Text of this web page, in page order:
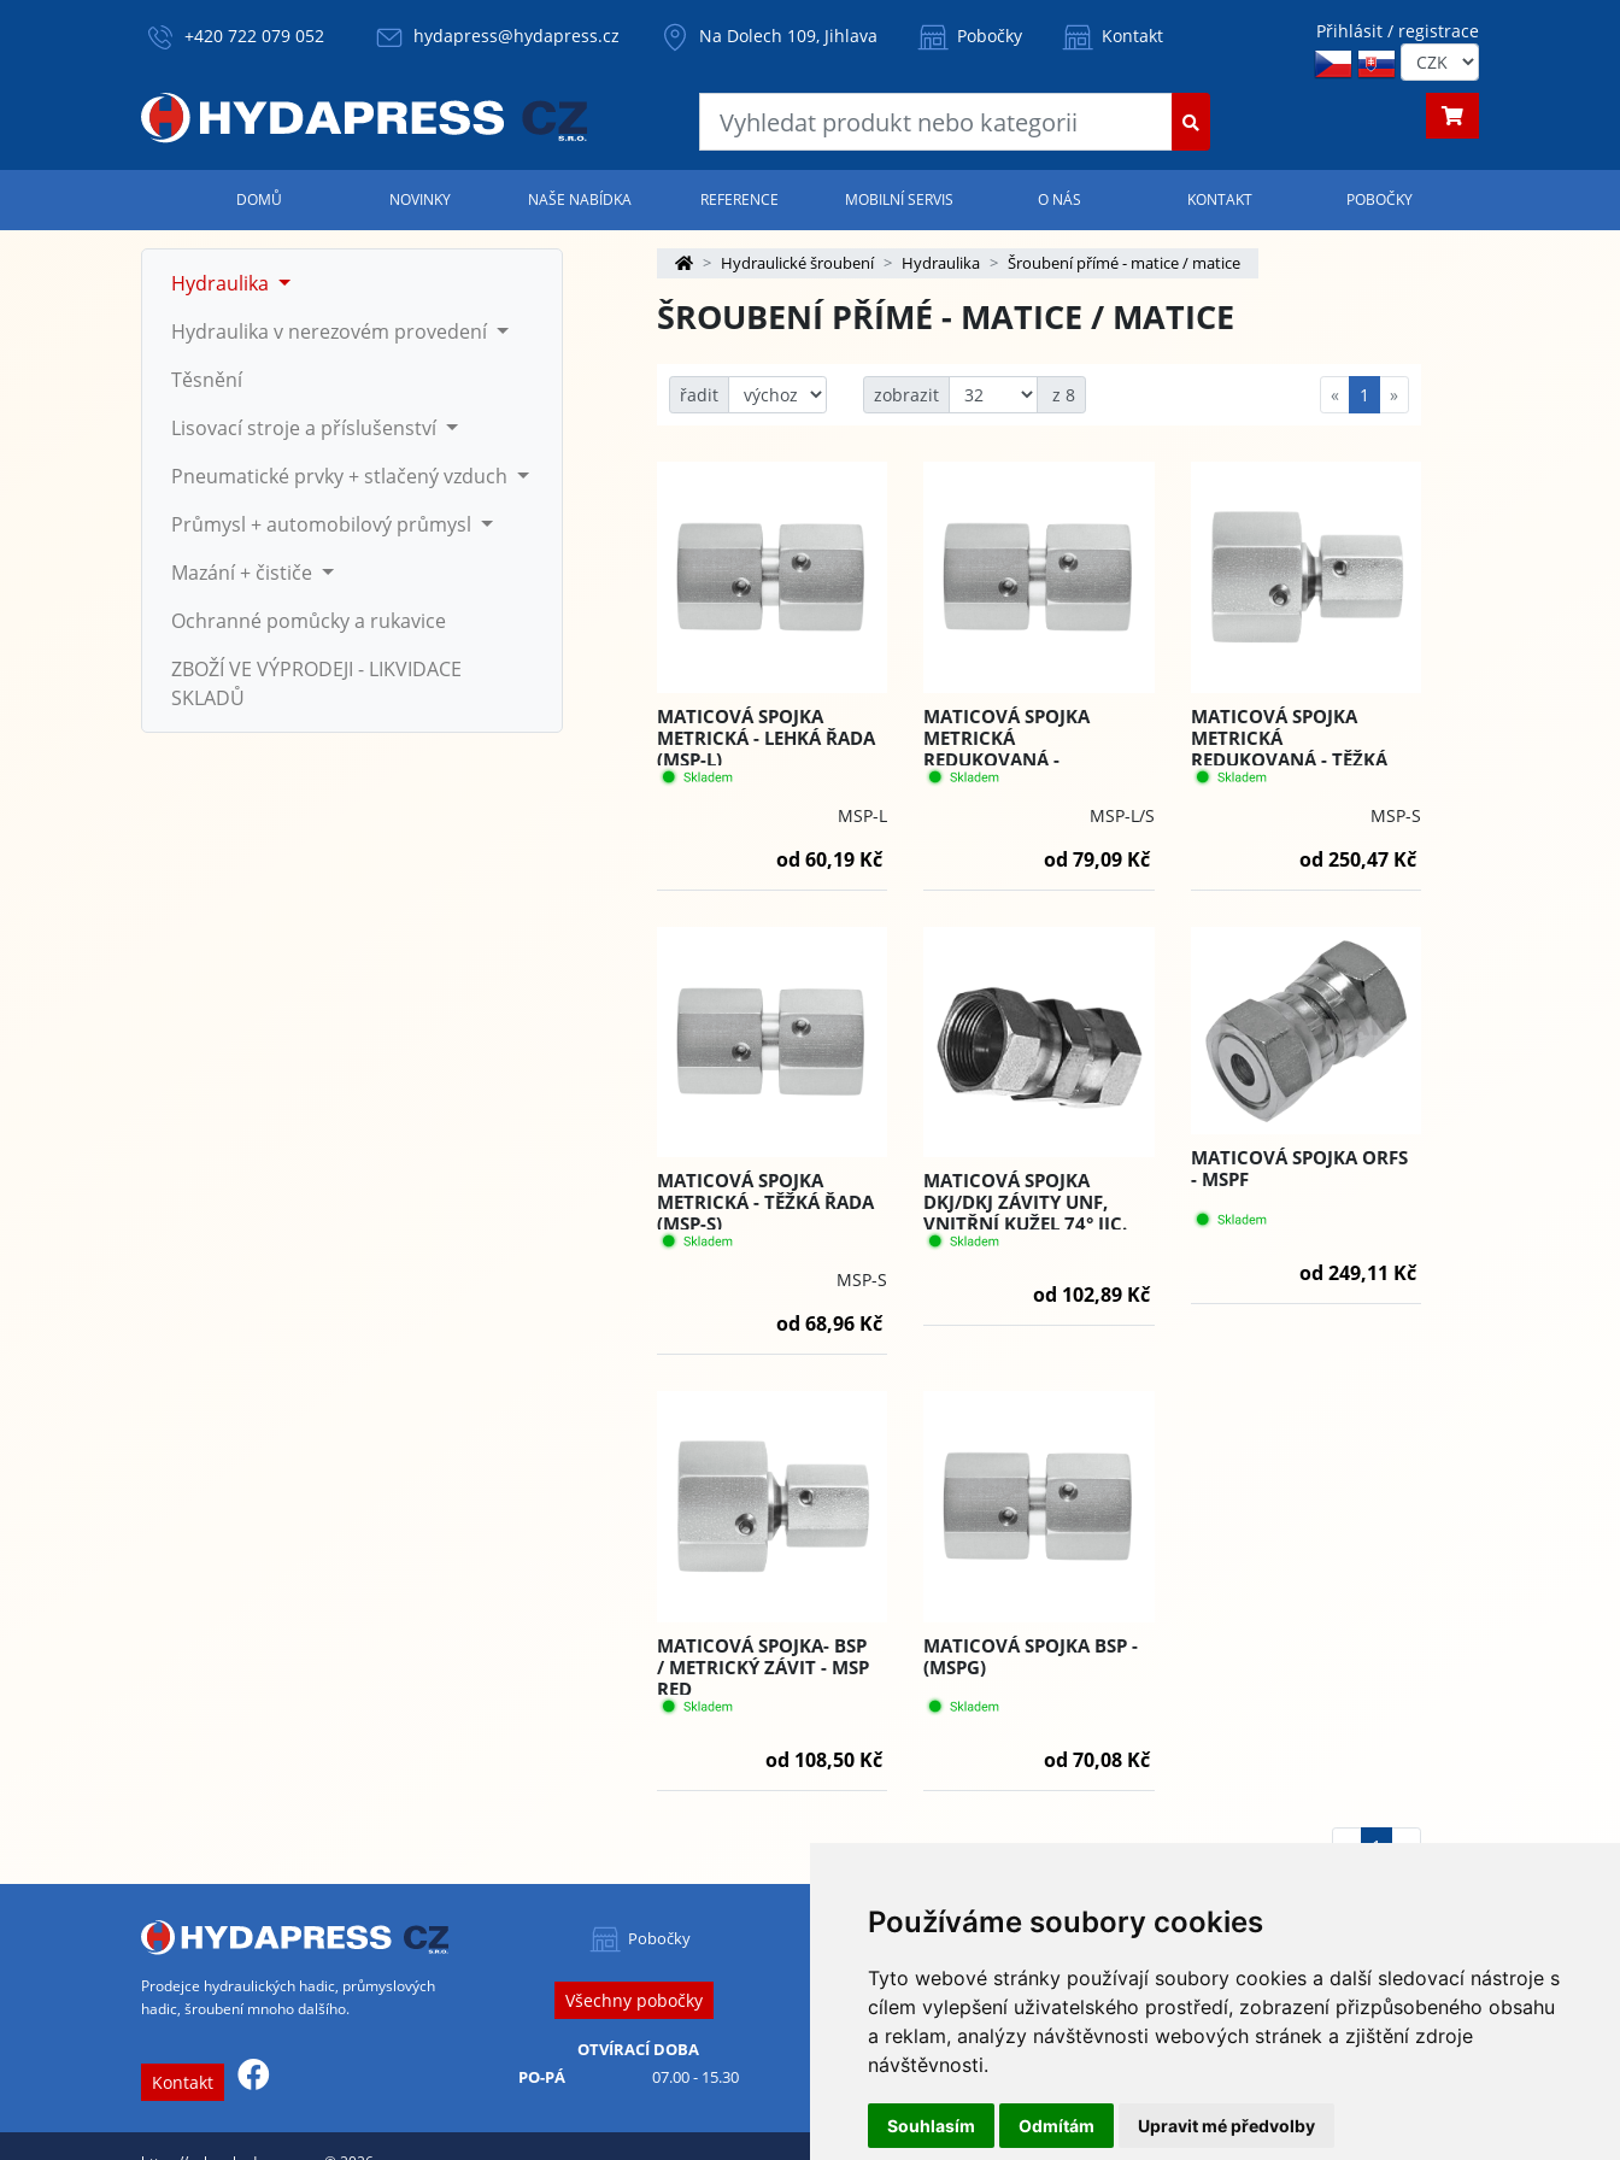
Používáme soubory cookies
Tyto webové stránky používají soubory cookies a další sledovací nástroje s
cílem vylepšení uživatelského prostředí, zobrazení přizpůsobeného obsahu
a reklam, analýzy návštěvnosti webových stránek a zjištění zdroje
návštěvnosti.
Souhlasím Odmítám Upravit mé předvolby
+420 722 079 052 hydapress@hydapress.cz Na Dolech 109, Jihlava Pobočky Kontakt Přihlásit / registrace
DOMŮ NOVINKY NAŠE NABÍDKA REFERENCE MOBILNÍ SERVIS O NÁS KONTAKT POBOČKY
Hydraulika
Hydraulika v nerezovém provedení
Těsnění
Lisovací stroje a příslušenství
Pneumatické prvky + stlačený vzduch
Průmysl + automobilový průmysl
Mazání + čističe
Ochranné pomůcky a rukavice
ZBOŽÍ VE VÝPRODEJI - LIKVIDACE
SKLADŮ
Hydraulické šroubení Hydraulika Šroubení přímé - matice / matice
ŠROUBENÍ PŘÍMÉ - MATICE / MATICE
řadit zobrazit z 8 « 1 »
MATICOVÁ SPOJKA
METRICKÁ - LEHKÁ ŘADA
(MSP-L)
MSP-L
od 60,19 Kč
MATICOVÁ SPOJKA
METRICKÁ
REDUKOVANÁ -
LEHKÁ/TĚŽKÁ (MSP-LS)
MSP-L/S
od 79,09 Kč
MATICOVÁ SPOJKA
METRICKÁ
REDUKOVANÁ - TĚŽKÁ
ŘADA (MSP-S)
MSP-S
od 250,47 Kč
MATICOVÁ SPOJKA
METRICKÁ - TĚŽKÁ ŘADA
(MSP-S)
MSP-S
od 68,96 Kč
MATICOVÁ SPOJKA
DKJ/DKJ ZÁVITY UNF,
VNITŘNÍ KUŽEL 74° JIC.
(MSPJ)
od 102,89 Kč
MATICOVÁ SPOJKA ORFS
- MSPF
od 249,11 Kč
MATICOVÁ SPOJKA- BSP
/ METRICKÝ ZÁVIT - MSP
RED
od 108,50 Kč
MATICOVÁ SPOJKA BSP -
(MSPG)
od 70,08 Kč
1
Prodejce hydraulických hadic, průmyslových
hadic, šroubení mnoho dalšího.
Kontakt
Pobočky
Všechny pobočky
OTVÍRACÍ DOBA
PO-PÁ
07.00 - 15.30
HYDAPRESS CZ s.r.o.
Na Dolech 109 586 01 Jihlava
: 29184134 DIČ: CZ29184134
Obchodní podmínky
Ochrana osobních údajů
733 674 293
info@hydapress.cz
Na Dolech 109, Jihlava